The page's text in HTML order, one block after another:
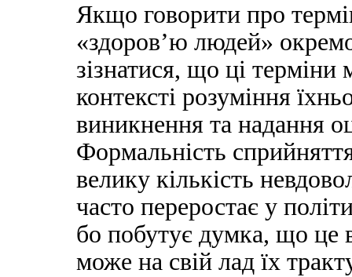
Якщо говорити про
«здоров’ю людей»
зізнатися, що ці
контексті розуміння
виникнення та надання
Формальність
велику кількість
часто переростає у
бо побутує думка, що це
може на свій лад їх